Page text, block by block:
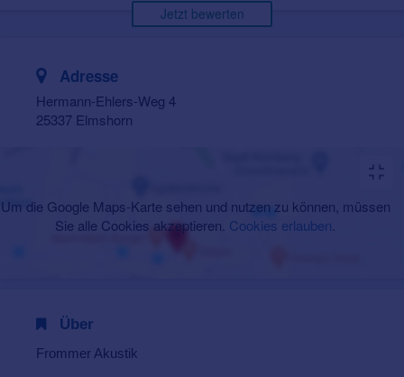
Jetzt bewerten
Adresse
Hermann-Ehlers-Weg 4
25337 Elmshorn
Um die Google Maps-Karte sehen und nutzen zu können, müssen
Sie alle Cookies akzeptieren. Cookies erlauben
Über
Frommer Akustik